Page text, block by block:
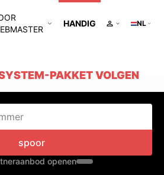
HANDIG NL
PAKKET VOLGEN
spoor
openen